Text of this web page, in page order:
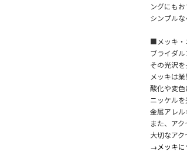
ングにもお
シンプル
■メッキ・
ブライダル
その光沢
メッキは
酸化や変色
ニッケルを
金属アレル
また、ア
大切なアク
→メッキに